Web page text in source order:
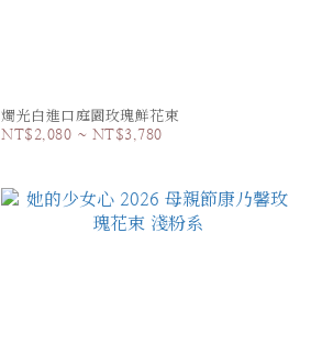
燭光白進口庭園玫瑰鮮花束
NT$2,080 ~ NT$3,780